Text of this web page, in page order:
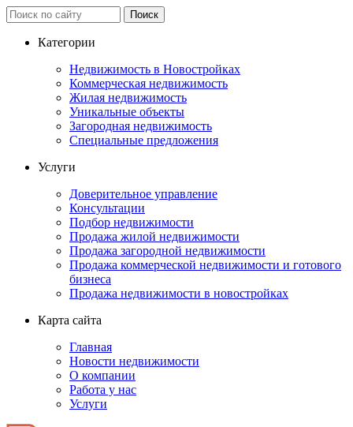
Категории
Недвижимость в Новостройках
Коммерческая недвижимость
Жилая недвижимость
Уникальные объекты
Загородная недвижимость
Специальные предложения
Услуги
Доверительное управление
Консультации
Подбор недвижимости
Продажа жилой недвижимости
Продажа загородной недвижимости
Продажа коммерческой недвижимости и готового
бизнеса
Продажа недвижимости в новостройках
Карта сайта
Главная
Новости недвижимости
О компании
Работа у нас
Услуги